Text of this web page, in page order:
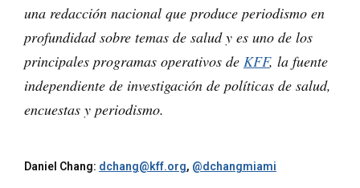
una redacción nacional que produce periodismo en
profundidad sobre temas de salud y es uno de los
principales programas operativos de KFF, la fuente
independiente de investigación de políticas de salud,
encuestas y periodismo.
Daniel Chang: dchang@kff.org, @dchangmiami